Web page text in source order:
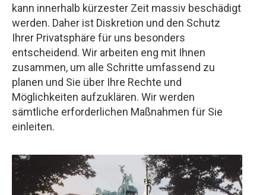
kann innerhalb kürzester Zeit massiv beschädigt
werden. Daher ist Diskretion und den Schutz
Ihrer Privatsphäre für uns besonders
entscheidend. Wir arbeiten eng mit Ihnen
zusammen, um alle Schritte umfassend zu
planen und Sie über Ihre Rechte und
Möglichkeiten aufzuklären. Wir werden
sämtliche erforderlichen Maßnahmen für Sie
einleiten.